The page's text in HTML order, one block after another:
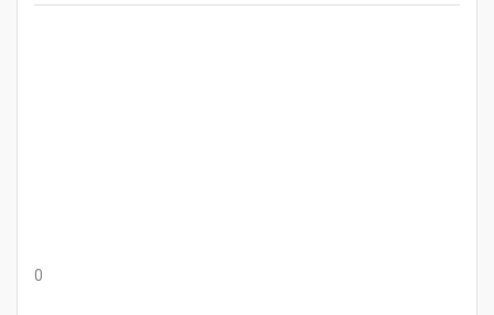
0